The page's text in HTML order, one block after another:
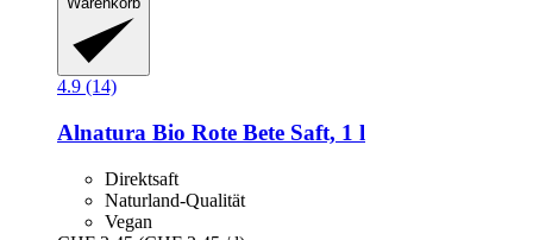
4.9 (14)
Alnatura Bio Rote Bete Saft, 1 l
Direktsaft
Naturland-Qualität
Vegan